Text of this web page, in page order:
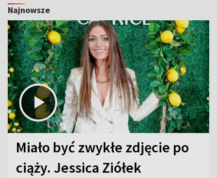
Najnowsze
Miało być zwykłe zdjęcie po
ciąży. Jessica Ziółek